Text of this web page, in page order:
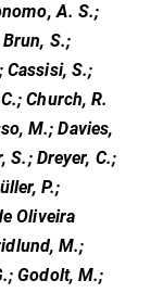
A. S.;
S.;
Cassisi, S.;
Church, R.
M.; Davies,
S.; Dreyer, C.;
P.;
Oliveira
M.;
Godolt, M.;